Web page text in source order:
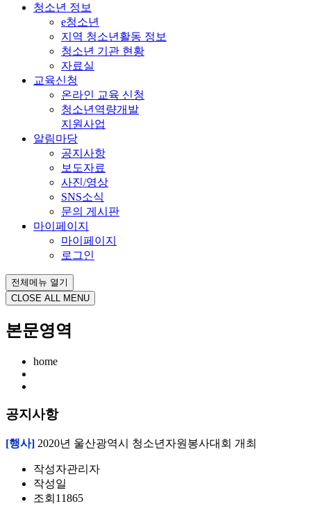
청소년 정보
e청소년
지역 청소년활동 정보
청소년 기관 현황
자료실
교육신청
온라인 교육 신청
청소년역량개발
지원사업
알림마당
공지사항
보도자료
사진/영상
SNS소식
문의 게시판
마이페이지
마이페이지
로그인
전체메뉴 열기
CLOSE ALL MENU
본문영역
home
공지사항
[행사] 2020년 울산광역시 청소년자원봉사대회 개최
작성자관리자
작성일
조회 11865